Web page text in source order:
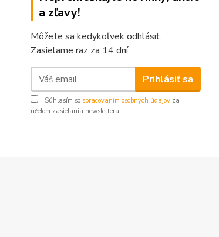
a zľavy!
Môžete sa kedykoľvek odhlásiť.
Zasielame raz za 14 dní.
Prihlásiť sa
Súhlasím so spracovaním osobných údajov za
účelom zasielania newslettera.